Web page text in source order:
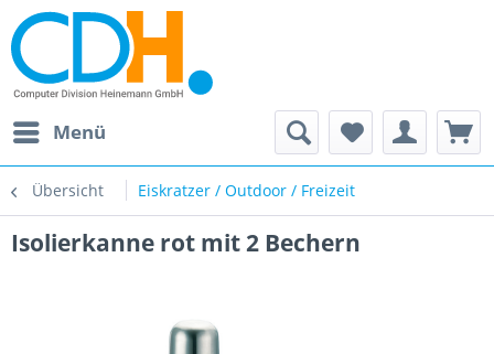
Menü
Übersicht Eiskratzer / Outdoor / Freizeit
Isolierkanne rot mit 2 Bechern